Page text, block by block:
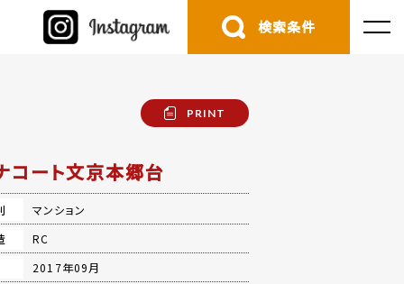
検索条件
PRINT
コート文京本郷台
マンション
RC
2017年09月